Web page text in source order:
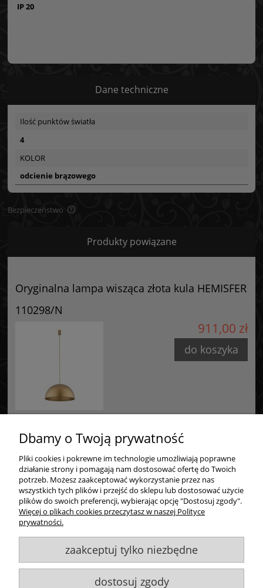
IP 20
Dane techniczne
Ilość punktów światła
4
KOLOR
odcienie brązowego
Bezpieczeństwo
Certyfikaty i ostrzeżenie bezpieczeństwa
Starzyńskiego 6
Produkty powiązane
Oryginalna lampa wisząca złota kula HEMISFER
110298/N
911,00 zł
do koszyka
Zakupy
Pomoc
Informacje
, ul. Kukuczki 20/24, 42-224 Częstochowa,
Dbamy o Twoją prywatność
Pliki cookies i pokrewne im technologie umożliwiają poprawne
działanie strony i pomagają nam dostosować ofertę do Twoich
potrzeb. Możesz zaakceptować wykorzystanie przez nas
wszystkich tych plików i przejść do sklepu lub dostosować użycie
plików do swoich preferencji, wybierając opcję "Dostosuj zgody".
Więcej o plikach cookies przeczytasz w naszej Polityce
prywatności.
zaakceptuj tylko niezbędne
dostosuj zgody